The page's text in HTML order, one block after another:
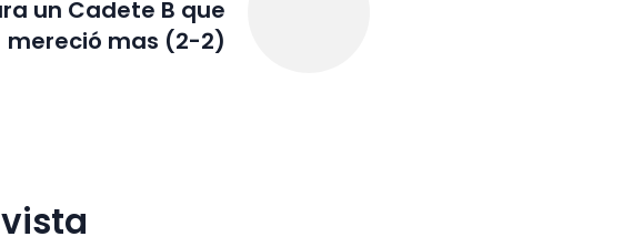
un Cadete B que
mereció mas (2-2)